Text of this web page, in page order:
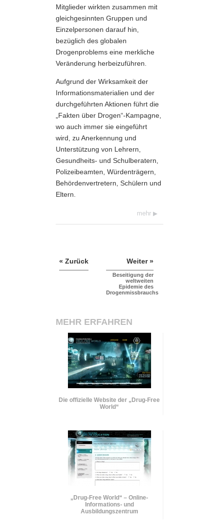
Mitglieder wirkten zusammen mit
gleichgesinnten Gruppen und
Einzelpersonen darauf hin,
bezüglich des globalen
Drogenproblems eine merkliche
Veränderung herbeizuführen.
Aufgrund der Wirksamkeit der
Informationsmaterialien und der
durchgeführten Aktionen führt die
„Fakten über Drogen“-Kampagne,
wo auch immer sie eingeführt
wird, zu Anerkennung und
Unterstützung von Lehrern,
Gesundheits- und Schulberatern,
Polizeibeamten, Würdenträgern,
Behördenvertretern, Schülern und
Eltern.
mehr
« Zurück Weiter »
Beseitigung der
weltweiten
Epidemie des
Drogenmissbrauchs
MEHR ERFAHREN
Die offizielle Website der „Drug-Free
World“
„Drug-Free World“ – Online-
Informations- und
Ausbildungszentrum